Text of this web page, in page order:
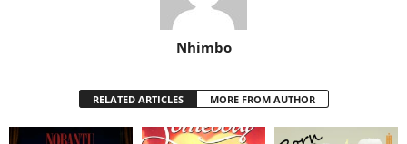
Nhimbo
RELATED ARTICLES MORE FROM AUTHOR